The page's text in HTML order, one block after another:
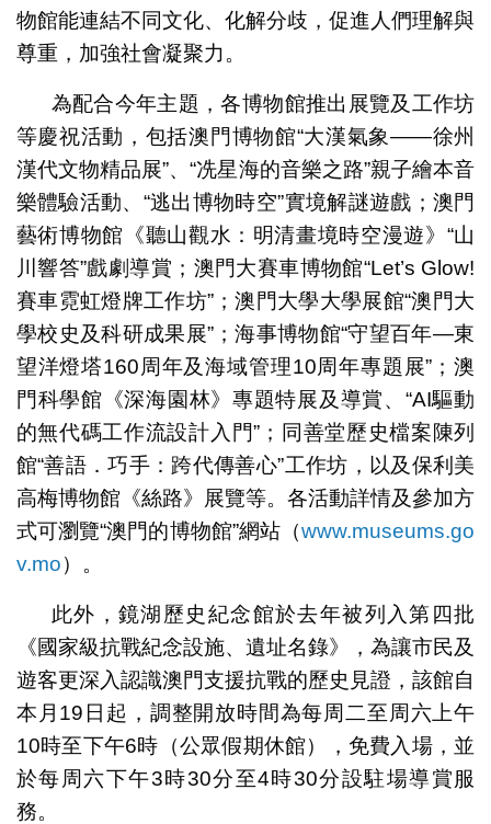
物館能連結不同文化、化解分歧，促進人們理解與
尊重，加強社會凝聚力。
為配合今年主題，各博物館推出展覽及工作坊
等慶祝活動，包括澳門博物館“大漢氣象——徐州
漢代文物精品展”、“冼星海的音樂之路”親子繪本音
樂體驗活動、“逃出博物時空”實境解謎遊戲；澳門
藝術博物館《聽山觀水：明清畫境時空漫遊》“山
川響答”戲劇導賞；澳門大賽車博物館“Let’s Glow!
賽車霓虹燈牌工作坊”；澳門大學大學展館“澳門大
學校史及科研成果展”；海事博物館“守望百年—東
望洋燈塔160周年及海域管理10周年專題展”；澳
門科學館《深海園林》專題特展及導賞、“AI驅動
的無代碼工作流設計入門”；同善堂歷史檔案陳列
館“善語．巧手：跨代傳善心”工作坊，以及保利美
高梅博物館《絲路》展覽等。各活動詳情及參加方
式可瀏覽“澳門的博物館”網站（www.museums.go
v.mo）。
此外，鏡湖歷史紀念館於去年被列入第四批
《國家級抗戰紀念設施、遺址名錄》，為讓市民及
遊客更深入認識澳門支援抗戰的歷史見證，該館自
本月19日起，調整開放時間為每周二至周六上午
10時至下午6時（公眾假期休館），免費入場，並
於每周六下午3時30分至4時30分設駐場導賞服
務。